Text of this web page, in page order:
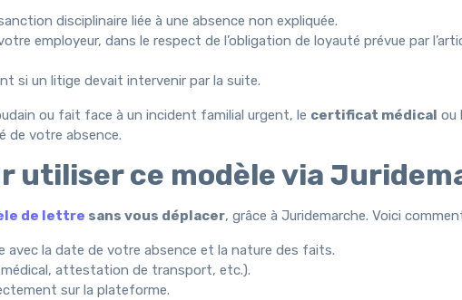
disciplinaire liée à une absence non expliquée.
employeur, dans le respect de l’obligation de loyauté prévue par
si un litige devait intervenir par la suite.
ou fait face à un incident familial urgent, le certificat médical ou
de votre absence.
utiliser ce modèle via
de lettre sans vous déplacer, grâce à Juridemarche. Voici
avec la date de votre absence et la nature des faits.
attestation de transport, etc.).
sur la plateforme.